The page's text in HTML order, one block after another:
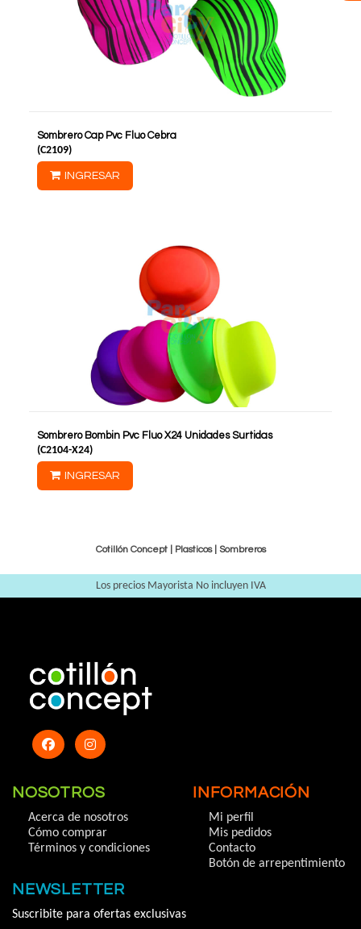
Sombrero Cap Pvc Fluo Cebra
(C2109)
INGRESAR
Sombrero Bombin Pvc Fluo X24 Unidades Surtidas
(C2104-X24)
INGRESAR
Cotillón Concept | Plasticos| Sombreros
Los precios Mayorista No incluyen IVA
NOSOTROS
Acerca de nosotros
Cómo comprar
Términos y condiciones
INFORMACIÓN
Mi perfil
Mis pedidos
Contacto
Botón de arrepentimiento
NEWSLETTER
Suscribite para ofertas exclusivas